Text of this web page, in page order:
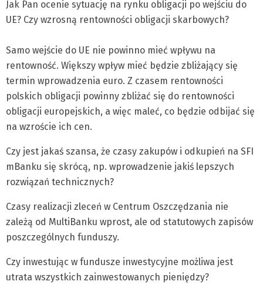
Jak Pan ocenie sytuację na rynku obligacji po wejściu do
UE? Czy wzrosną rentowności obligacji skarbowych?
Samo wejście do UE nie powinno mieć wpływu na
rentowność. Większy wpływ mieć będzie zbliżający się
termin wprowadzenia euro. Z czasem rentowności
polskich obligacji powinny zbliżać się do rentowności
obligacji europejskich, a więc maleć, co będzie odbijać się
na wzroście ich cen.
Czy jest jakaś szansa, że czasy zakupów i odkupień na SFI
mBanku się skrócą, np. wprowadzenie jakiś lepszych
rozwiązań technicznych?
Czasy realizacji zleceń w Centrum Oszczędzania nie
zależą od MultiBanku wprost, ale od statutowych zapisów
poszczególnych funduszy.
Czy inwestując w fundusze inwestycyjne możliwa jest
utrata wszystkich zainwestowanych pieniędzy?